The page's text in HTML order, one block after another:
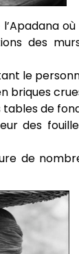
des
le
briques
de
des
de